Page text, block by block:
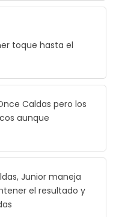
toque hasta el
Caldas pero los
aunque
Junior maneja
el resultado y